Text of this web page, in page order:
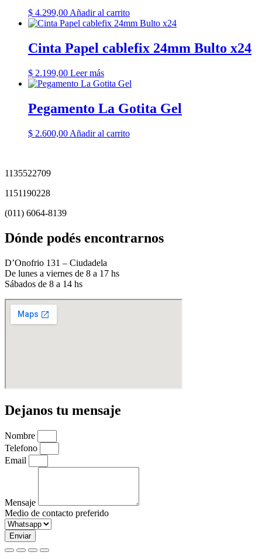
$ 4.299,00 Añadir al carrito
Cinta Papel cablefix 24mm Bulto x24
$ 2.199,00 Leer más
Pegamento La Gotita Gel
$ 2.600,00 Añadir al carrito
1135522709
1151190228
(011) 6064-8139
Dónde podés encontrarnos
D’Onofrio 131 – Ciudadela
De lunes a viernes de 8 a 17 hs
Sábados de 8 a 14 hs
Dejanos tu mensaje
Nombre
Telefono
Email
Mensaje
Medio de contacto preferido
Enviar